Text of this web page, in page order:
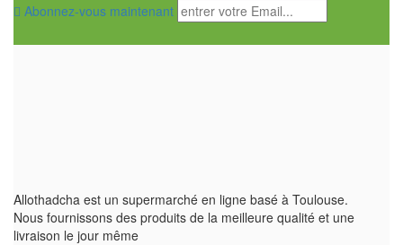
Abonnez-vous maintenant
Allothadcha est un supermarché en ligne basé à Toulouse.
Nous fournissons des produits de la meilleure qualité et une
livraison le jour même